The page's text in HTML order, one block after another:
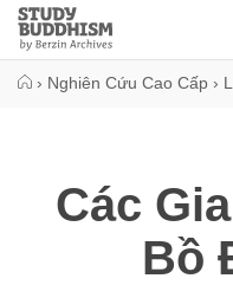
Close
Study
Buddhism
› Nghiên Cứu Cao Cấp ›
Các
Bồ